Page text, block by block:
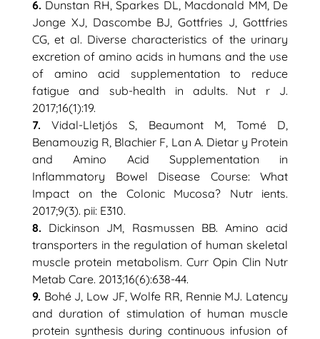
6. Dunstan RH, Sparkes DL, Macdonald MM, De
Jonge XJ, Dascombe BJ, Gottfries J, Gottfries
CG, et al. Diverse characteristics of the urinary
excretion of amino acids in humans and the use
of amino acid supplementation to reduce
fatigue and sub-health in adults. Nut r J.
2017;16(1):19.
7. Vidal-Lletjós S, Beaumont M, Tomé D,
Benamouzig R, Blachier F, Lan A. Dietar y Protein
and Amino Acid Supplementation in
Inflammatory Bowel Disease Course: What
Impact on the Colonic Mucosa? Nutr ients.
2017;9(3). pii: E310.
8. Dickinson JM, Rasmussen BB. Amino acid
transporters in the regulation of human skeletal
muscle protein metabolism. Curr Opin Clin Nutr
Metab Care. 2013;16(6):638-44.
9. Bohé J, Low JF, Wolfe RR, Rennie MJ. Latency
and duration of stimulation of human muscle
protein synthesis during continuous infusion of